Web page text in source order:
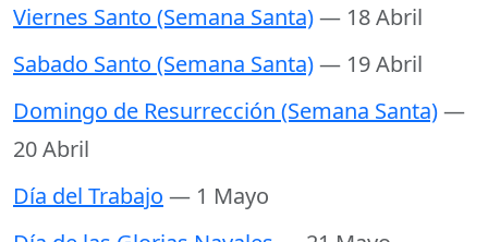
Viernes Santo (Semana Santa)— 18 Abril
Sabado Santo (Semana Santa)— 19 Abril
Domingo de Resurrección (Semana Santa)—
20 Abril
Día del Trabajo — 1 Mayo